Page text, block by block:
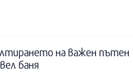
на важен пътен
баня